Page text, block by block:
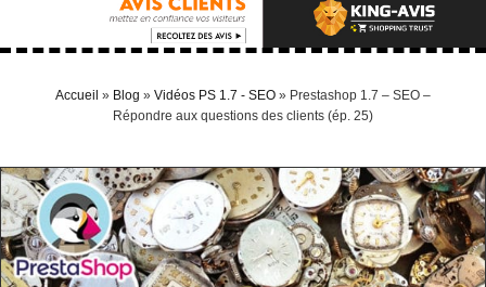
Accueil » Blog » Vidéos PS 1.7 - SEO » Prestashop 1.7 – SEO –
Répondre aux questions des clients (ép. 25)